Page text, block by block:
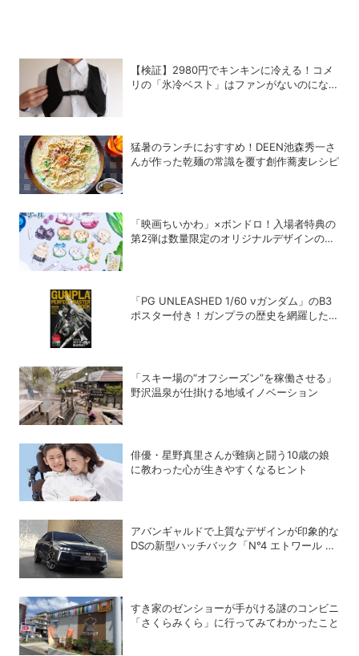
【検証】2980円でキンキンに冷える！コメ
リの「氷冷ベスト」はファンがないのになぜ
猛暑のランチにおすすめ！DEEN池森秀一さ
んが作った乾麺の常識を覆す創作蕎麦レシピ
「映画ちいかわ」×ボンドロ！入場者特典の
第2弾は数量限定のオリジナルデザインのボ
「PG UNLEASHED 1/60 νガンダム」のB3
ポスター付き！ガンプラの歴史を網羅した超
「スキー場の“オフシーズン”を稼働させる」
野沢温泉が仕掛ける地域イノベーション
俳優・星野真里さんが難病と闘う10歳の娘
に教わった心が生きやすくなるヒント
アバンギャルドで上質なデザインが印象的な
DSの新型ハッチバック「N°4 エトワール ハ
すき家のゼンショーが手がける謎のコンビニ
「さくらみくら」に行ってみてわかったこと